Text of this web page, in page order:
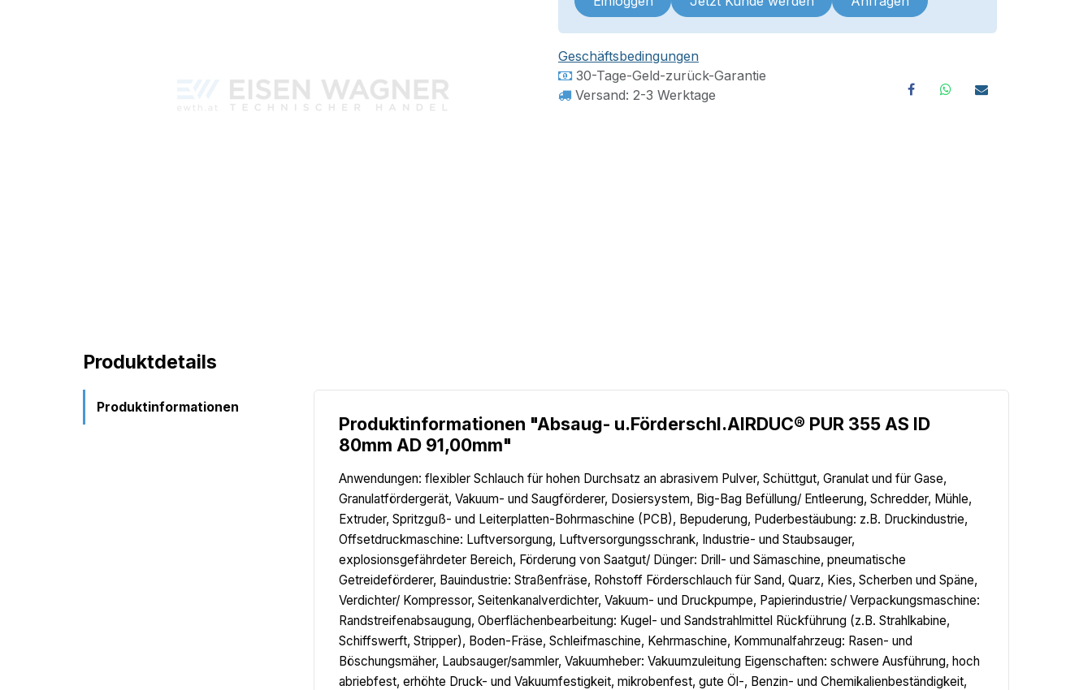
Geschäftsbedingungen
30-Tage-Geld-zurück-Garantie
Versand: 2-3 Werktage
Produktdetails
Produktinformationen
Produktinformationen "Absaug- u.Förderschl.AIRDUC® PUR 355 AS ID
80mm AD 91,00mm"
Anwendungen: flexibler Schlauch für hohen Durchsatz an abrasivem Pulver, Schüttgut, Granulat und für Gase,
Granulatfördergerät, Vakuum- und Saugförderer, Dosiersystem, Big-Bag Befüllung/ Entleerung, Schredder, Mühle,
Extruder, Spritzguß- und Leiterplatten-Bohrmaschine (PCB), Bepuderung, Puderbestäubung: z.B. Druckindustrie,
Offsetdruckmaschine: Luftversorgung, Luftversorgungsschrank, Industrie- und Staubsauger,
explosionsgefährdeter Bereich, Förderung von Saatgut/ Dünger: Drill- und Sämaschine, pneumatische
Getreideförderer, Bauindustrie: Straßenfräse, Rohstoff Förderschlauch für Sand, Quarz, Kies, Scherben und Späne,
Verdichter/ Kompressor, Seitenkanalverdichter, Vakuum- und Druckpumpe, Papierindustrie/ Verpackungsmaschine:
Randstreifenabsaugung, Oberflächenbearbeitung: Kugel- und Sandstrahlmittel Rückführung (z.B. Strahlkabine,
Schiffswerft, Stripper), Boden-Fräse, Schleifmaschine, Kehrmaschine, Kommunalfahrzeug: Rasen- und
Böschungsmäher, Laubsauger/sammler, Vakuumheber: Vakuumzuleitung Eigenschaften: schwere Ausführung, hoch
abriebfest, erhöhte Druck- und Vakuumfestigkeit, mikrobenfest, gute Öl-, Benzin- und Chemikalienbeständigkeit,